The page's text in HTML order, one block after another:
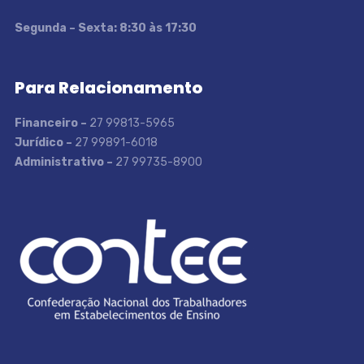
Segunda – Sexta: 8:30 às 17:30
Para Relacionamento
Financeiro – 27 99813-5965
Jurídico – 27 99891-6018
Administrativo – 27 99735-8900